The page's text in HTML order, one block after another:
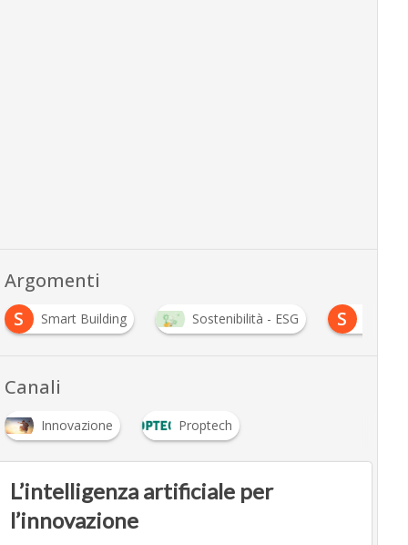
Argomenti
S Smart Building Sostenibilità - ESG S
Canali
Innovazione Proptech
L’intelligenza artificiale per
l’innovazione